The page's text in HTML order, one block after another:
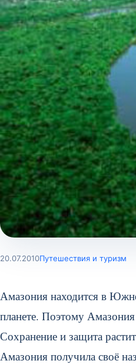
20.07.2010Путешествия и туризм
Амазония находится в
планете. Поэтому
Сохранение и защита
Амазония получила своё